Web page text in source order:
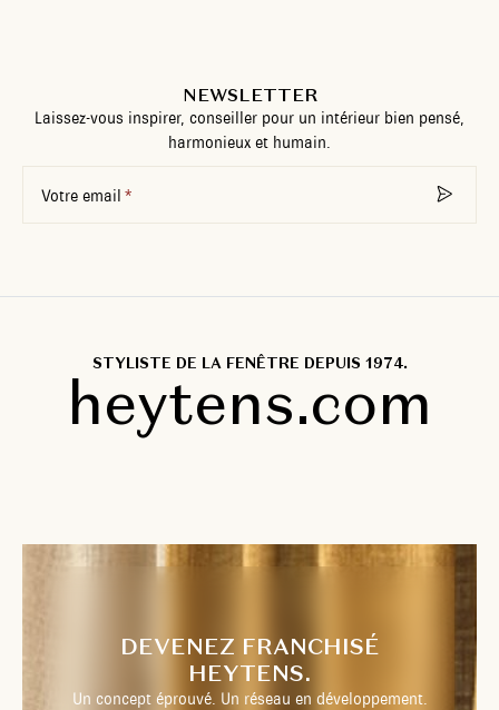
NEWSLETTER
Laissez-vous inspirer, conseiller pour un intérieur bien pensé,
harmonieux et humain.
Votre email
STYLISTE DE LA FENÊTRE DEPUIS 1974.
heytens.com
DEVENEZ FRANCHISÉ
HEYTENS.
Un concept éprouvé. Un réseau en développement.